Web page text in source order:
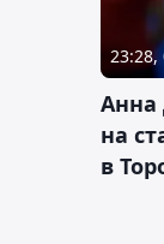
23:28,
Анна
на
в